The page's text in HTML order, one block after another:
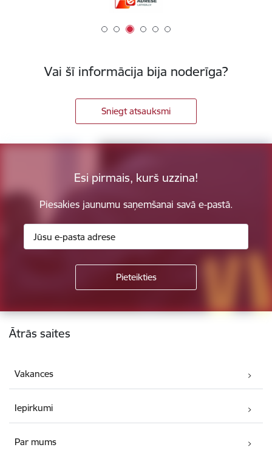
Vai šī informācija bija noderīga?
Sniegt atsauksmi
Esi pirmais, kurš uzzina!
Piesakies jaunumu saņemšanai savā e-pastā.
Kājene
Ātrās saites
Vakances
Iepirkumi
Par mums